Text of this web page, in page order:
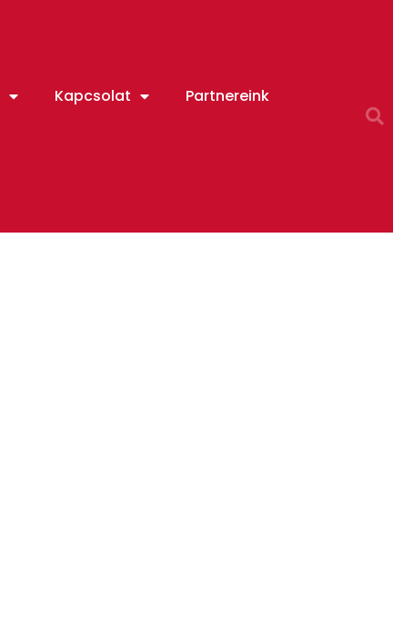
Kapcsolat Partnereink